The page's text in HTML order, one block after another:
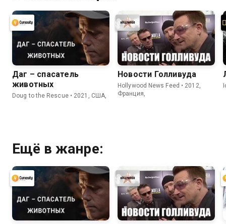
Даг – спасатель
животных
Doug to the Rescue • 2021, США,
Новости Голливуда
Hollywood News Feed • 2012,
Франция,
Ещё в жанре: